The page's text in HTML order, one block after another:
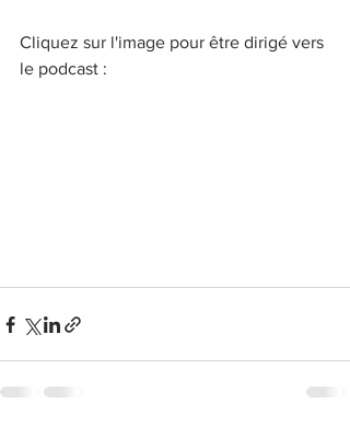
Cliquez sur l'image pour être dirigé vers
le podcast :